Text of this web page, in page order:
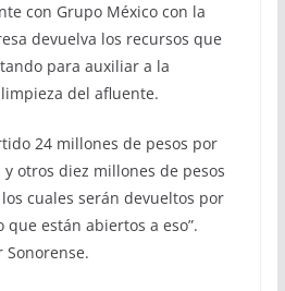
con Grupo México con la
devuelva los recursos que
para auxiliar a la
del afluente.
24 millones de pesos por
otros diez millones de pesos
cuales serán devueltos por
que están abiertos a eso”.
Sonorense.